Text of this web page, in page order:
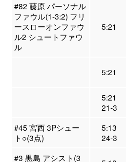
#82 藤原 パーソナル
ファウル(1-3:2) フリ
ースローオンファウ
ル2 シュートファウ
ル
5:21
5:21
5:21
21-3
#45 宮西 3Pシュー
ト○(3点)
5:13
24-3
#3 黒島 アシスト(3